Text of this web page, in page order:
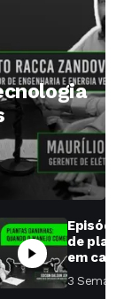
Episódio
de
em cana:
começar
toda a
3 Semanas ⁮